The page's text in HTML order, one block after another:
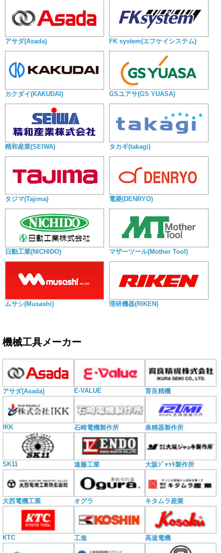
アサダ(Asada) FK system(エフケイシステム)
カクダイ(KAKUDAI) GSユアサ(GS YUASA)
精和産業(SEIWA) タカギ(takagi)
タジマ(Tajima) 電菱(DENRYO)
日動工業(NICHIDO) マザーツール(Mother Tool)
ムサシ(Musashi) 理研機器(RIKEN)
機械工具メーカー
アサダ(Asada) E-VALUE 育良精機
IKK 石崎電機製作所 泉精器製作所
SK11 遠藤工業 大阪ｼﾞｬｯｷ製作所
大西電機工業 オグラ キタムラ産業
KTC 工進 高速電機